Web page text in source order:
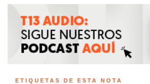
ETIQUETAS DE ESTA NOTA